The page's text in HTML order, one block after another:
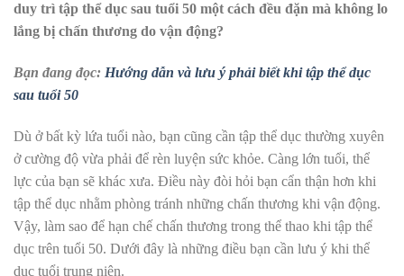
duy trì tập thể dục sau tuổi 50 một cách đều đặn mà không lo
lắng bị chấn thương do vận động?
Bạn đang đọc: Hướng dẫn và lưu ý phải biết khi tập thể dục
sau tuổi 50
Dù ở bất kỳ lứa tuổi nào, bạn cũng cần tập thể dục thường xuyên
ở cường độ vừa phải để rèn luyện sức khỏe. Càng lớn tuổi, thể
lực của bạn sẽ khác xưa. Điều này đòi hỏi bạn cẩn thận hơn khi
tập thể dục nhằm phòng tránh những chấn thương khi vận động.
Vậy, làm sao để hạn chế chấn thương trong thể thao khi tập thể
dục trên tuổi 50. Dưới đây là những điều bạn cần lưu ý khi thể
dục tuổi trung niên.